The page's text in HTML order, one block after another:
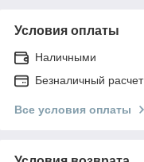
Условия оплаты
Наличными
Безналичный расчет
Все условия оплаты